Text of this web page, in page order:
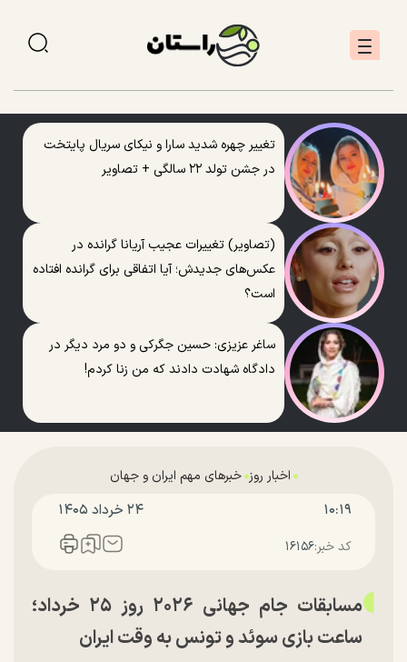
تغییر چهره شدید سارا و نیکای سریال پایتخت
در جشن تولد ۲۲ سالگی + تصاویر
(تصاویر) تغییرات عجیب آریانا گرانده در
عکس‌های جدیدش؛ آیا اتفاقی برای گرانده افتاده
است؟
ساغر عزیزی: حسین جگرکی و دو مرد دیگر در
دادگاه شهادت دادند که من زنا کردم!
اخبار روز خبرهای مهم ایران و جهان
۱۰:۱۹ ۲۴ خرداد ۱۴۰۵
کد خبر:۱۶۱۵۶
مسابقات جام جهانی ۲۰۲۶ روز ۲۵ خرداد؛
ساعت بازی سوئد و تونس به وقت ایران